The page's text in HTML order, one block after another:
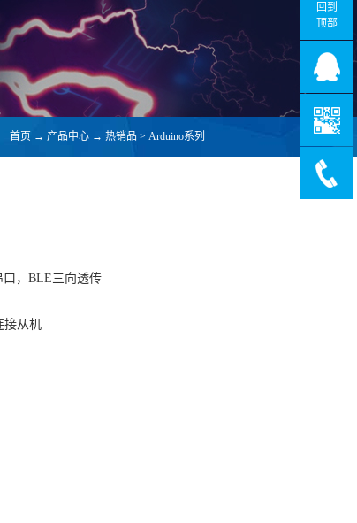
首页 → 产品中心 → 热销品 > Arduino系列
口，BLE三向透传
接从机
回到
顶部